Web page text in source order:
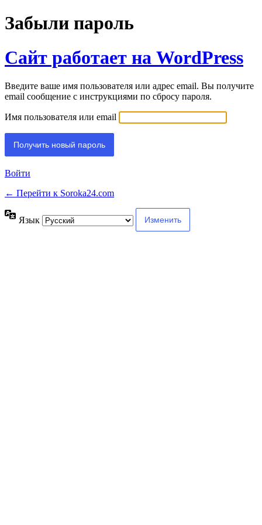
Забыли пароль
Сайт работает на WordPress
Введите ваше имя пользователя или адрес email. Вы получите
email сообщение с инструкциями по сбросу пароля.
Имя пользователя или email
Войти
← Перейти к Soroka24.com
Язык